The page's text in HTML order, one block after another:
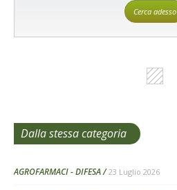
Cerca adesso
Dalla stessa categoria
AGROFARMACI - DIFESA 23 Luglio 2026